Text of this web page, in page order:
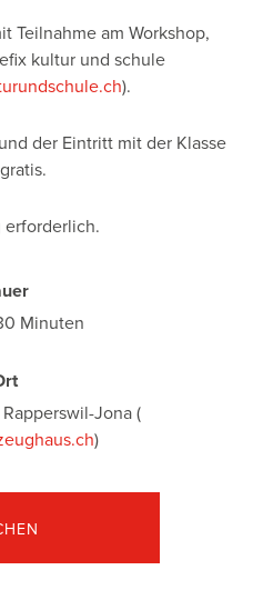
Teilnahme am Workshop,
kultur und schule
).
der Eintritt mit der Klasse
Minuten
Jona (
)